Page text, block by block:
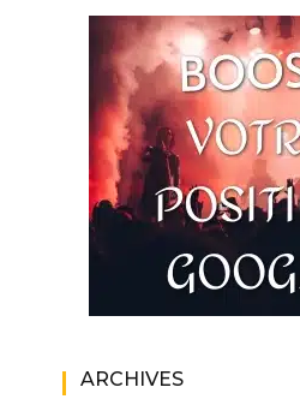
ARCHIVES